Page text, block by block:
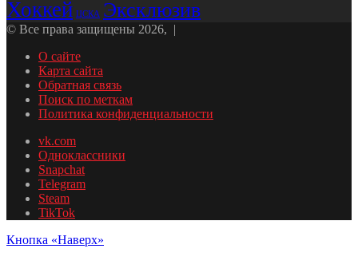
Хоккей ЦСКА Эксклюзив
© Все права защищены 2026, |
О сайте
Карта сайта
Обратная связь
Поиск по меткам
Политика конфиденциальности
vk.com
Одноклассники
Snapchat
Telegram
Steam
TikTok
Кнопка «Наверх»